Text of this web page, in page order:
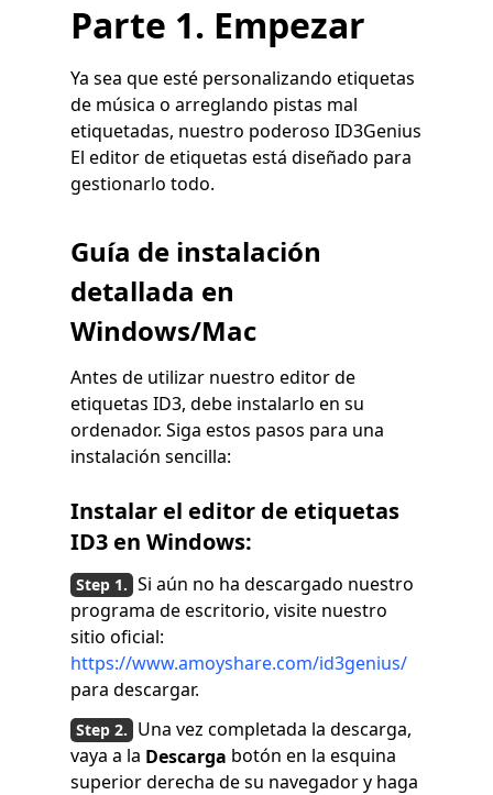
Parte 1. Empezar
Ya sea que esté personalizando etiquetas
de música o arreglando pistas mal
etiquetadas, nuestro poderoso ID3Genius
El editor de etiquetas está diseñado para
gestionarlo todo.
Guía de instalación
detallada en
Windows/Mac
Antes de utilizar nuestro editor de
etiquetas ID3, debe instalarlo en su
ordenador. Siga estos pasos para una
instalación sencilla:
Instalar el editor de etiquetas
ID3 en Windows:
Si aún no ha descargado nuestro
programa de escritorio, visite nuestro
sitio oficial:
https://www.amoyshare.com/id3genius/
para descargar.
Una vez completada la descarga,
vaya a la Descarga botón en la esquina
superior derecha de su navegador y haga